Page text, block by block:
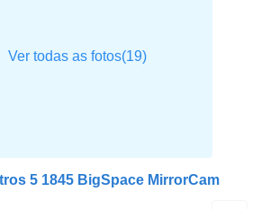
5 1845 BigSpace MirrorCam